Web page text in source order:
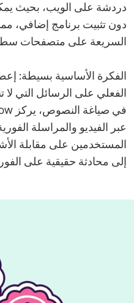
دردشة على الويب، بحيث
دون تثبيت برنامج إضافي،
السريعة على متصفحات
الفكرة الأساسية بسيطة:
الفعلي على الرسائل التي
عبر الفيديو والمراسلة
المستخدمين على مقابلة
إلى محادثة حقيقية على